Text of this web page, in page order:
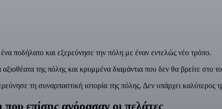
ποδήλατο και εξερεύνησε την πόλη με έναν εντελώς νέο τρόπο.
της πόλης και κρυμμένα διαμάντια που δεν θα βρείτε στο
τη συναρπαστική ιστορία της πόλης. Δεν υπάρχει
επίσης αγόρασαν οι πελάτες